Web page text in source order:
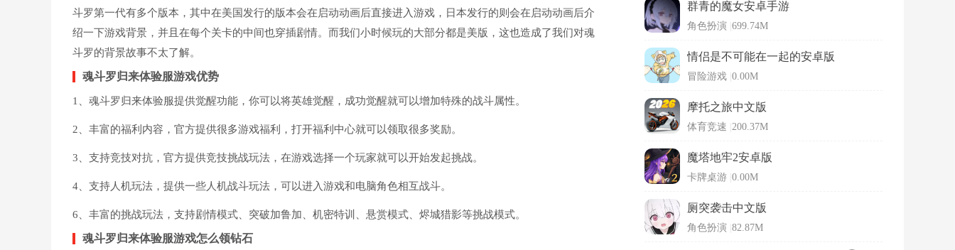
斗罗第一代有多个版本，其中在美国发行的版本会在启动动画后直接进入游戏，日本发行的则会在启动动画后介
绍一下游戏背景，并且在每个关卡的中间也穿插剧情。而我们小时候玩的大部分都是美版，这也造成了我们对魂
斗罗的背景故事不太了解。
魂斗罗归来体验服游戏优势
1、魂斗罗归来体验服提供觉醒功能，你可以将英雄觉醒，成功觉醒就可以增加特殊的战斗属性。
2、丰富的福利内容，官方提供很多游戏福利，打开福利中心就可以领取很多奖励。
3、支持竞技对抗，官方提供竞技挑战玩法，在游戏选择一个玩家就可以开始发起挑战。
4、支持人机玩法，提供一些人机战斗玩法，可以进入游戏和电脑角色相互战斗。
6、丰富的挑战玩法，支持剧情模式、突破加鲁加、机密特训、悬赏模式、烬城猎影等挑战模式。
魂斗罗归来体验服游戏怎么领钻石
群青的魔女安卓手游
角色扮演 699.74M
情侣是不可能在一起的安卓版
冒险游戏 0.00M
摩托之旅中文版
体育竞速 200.37M
魔塔地牢2安卓版
卡牌桌游 0.00M
厕突袭击中文版
角色扮演 82.87M